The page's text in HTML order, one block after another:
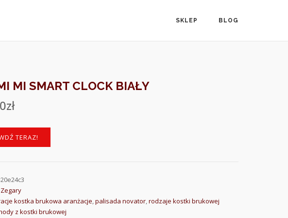
SKLEP BLOG
MI SMART CLOCK BIAŁY
zł
TERAZ!
Zegary
kostka brukowa aranżacje,palisada novator,rodzaje kostki brukowej
z kostki brukowej